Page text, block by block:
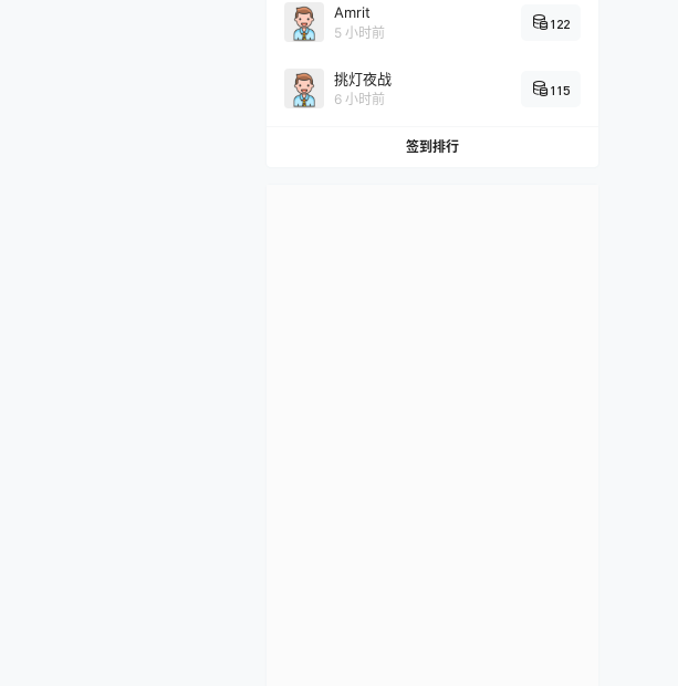
Amrit
5 小时前
122
挑灯夜战
6 小时前
115
签到排行